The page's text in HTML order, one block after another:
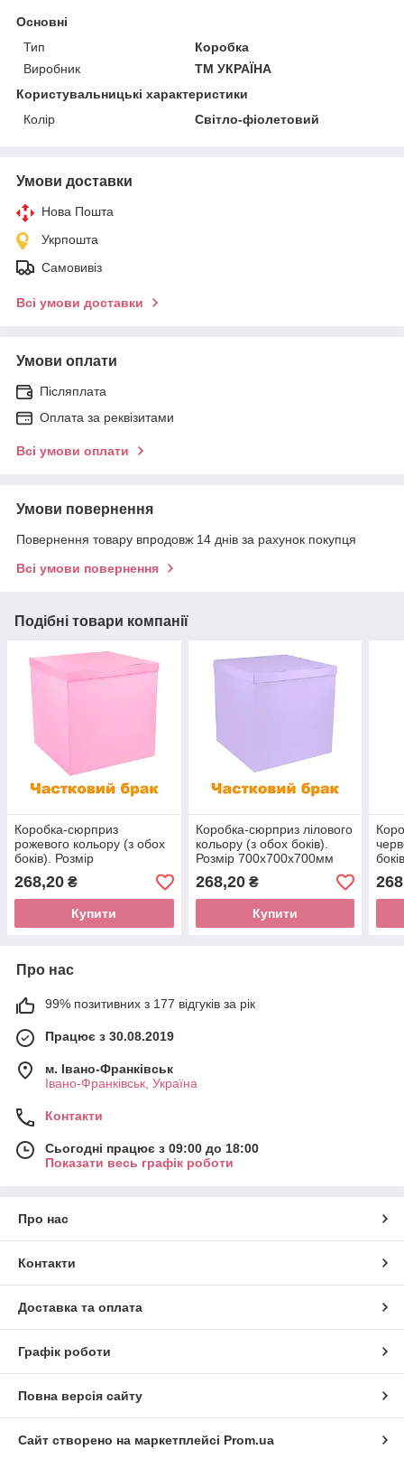
Основні
Тип
Коробка
Виробник
ТМ УКРАЇНА
Користувальницькі характеристики
Колір
Світло-фіолетовий
Умови доставки
Нова Пошта
Укрпошта
Самовивіз
Всі умови доставки
Умови оплати
Післяплата
Оплата за реквізитами
Всі умови оплати
Умови повернення
Повернення товару впродовж 14 днів за рахунок покупця
Всі умови повернення
Подібні товари компанії
Коробка-сюрприз
рожевого кольору (з обох
боків). Розмір
700х700х700мм
(частковий брак)
268,20 ₴
Купити
Коробка-сюрприз лілового
кольору (з обох боків).
Розмір 700х700х700мм
(частковий брак)
268,20₴
Купити
Про нас
99% позитивних з 177 відгуків за рік
Працює з 30.08.2019
м. Івано-Франківськ
Івано-Франківськ, Україна
Контакти
Сьогодні працює з 09:00 до 18:00
Показати весь графік роботи
Про нас
Контакти
Доставка та оплата
Графік роботи
Повна версія сайту
Сайт створено на маркетплейсі Prom.ua